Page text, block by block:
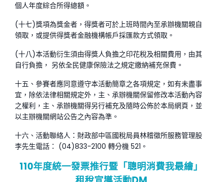
個人年度綜合所得總額。
(十七)獎項為獎金者，得獎者可於上班時間內至承辦機關親自
領取，或提供得獎者金融機構帳戶採匯款方式領取。
(十八)本活動衍生須由得獎人負擔之印花稅及相關費用，由其
自行負擔， 另依全民健康保險法之規定繳納補充保費。
十五、參賽者應同意遵守本活動簡章之各項規定，如有未盡事
宜，除依法律相關規定外，主、承辦機關保留修改本活動內容
之權利，主、承辦機關得另行補充及隨時公佈於本局網頁，並
以主辦機關網站公告之內容為準。
十六、活動聯絡人：財政部中區國稅局員林稽徵所服務管理股
李先生電話： (04)833-2100 轉分機 521。
110年度統一發票推行暨「聰明消費我最繪」